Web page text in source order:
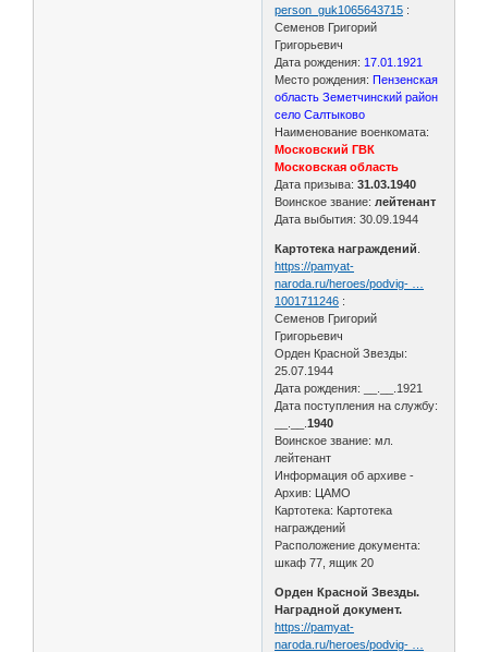
person_guk1065643715 :
Семенов Григорий
Григорьевич
Дата рождения: 17.01.1921
Место рождения: Пензенская
область Земетчинский район
село Салтыково
Наименование военкомата:
Московский ГВК
Московская область
Дата призыва:31.03.1940
Воинское звание: лейтенант
Дата выбытия: 30.09.1944
Картотека награждений
https://pamyat-
naroda.ru/heroes/podvig- …
1001711246 :
Семенов Григорий
Григорьевич
Орден Красной Звезды:
25.07.1944
Дата рождения: __.__.1921
Дата поступления на службу:
__.__.1940
Воинское звание: мл.
лейтенант
Информация об архиве -
Архив: ЦАМО
Картотека: Картотека
награждений
Расположение документа:
шкаф 77, ящик 20
Орден Красной Звезды.
Наградной документ.
https://pamyat-
naroda.ru/heroes/podvig- …